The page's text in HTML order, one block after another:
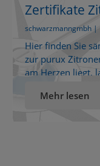
Zertifikate
schwarzmanngmbh |
Hier finden Sie
zur purux
am Herzen liegt,
Mehr lesen